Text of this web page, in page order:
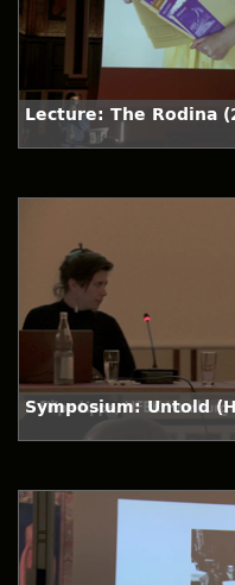
Lecture: The Rodina
Symposium: Untold